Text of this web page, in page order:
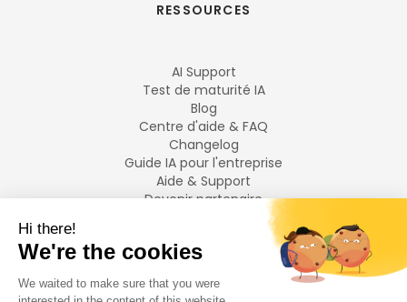
RESSOURCES
AI Support
Test de maturité IA
Blog
Centre d'aide & FAQ
Changelog
Guide IA pour l'entreprise
Aide & Support
Devenir partenaire
LANGUES